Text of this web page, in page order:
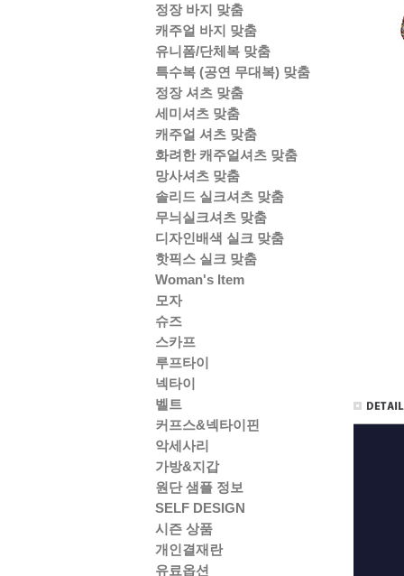
정장 바지 맞춤
캐주얼 바지 맞춤
유니폼/단체복 맞춤
특수복 (공연 무대복) 맞춤
정장 셔츠 맞춤
세미셔츠 맞춤
캐주얼 셔츠 맞춤
화려한 캐주얼셔츠 맞춤
망사셔츠 맞춤
솔리드 실크셔츠 맞춤
무늬실크셔츠 맞춤
디자인배색 실크 맞춤
핫픽스 실크 맞춤
Woman's Item
모자
슈즈
스카프
루프타이
넥타이
벨트
커프스&넥타이핀
악세사리
가방&지갑
원단 샘플 정보
SELF DESIGN
시즌 상품
개인결재란
유료옵션